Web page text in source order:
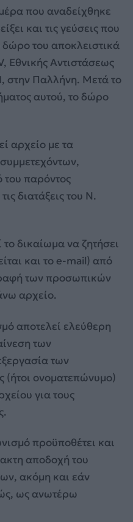
που αναδείχθηκε
και τις γεύσεις που
του αποκλειστικά
Εθνικής Αντιστάσεως
στην Παλλήνη. Μετά το
αυτού, το δώρο
αρχείο με τα
του παρόντος
διατάξεις του Ν.
δικαίωμα να ζητήσει
και το e-mail) από
των προσωπικών
αρχείο.
αποτελεί ελεύθερη
των
των
ονοματεπώνυμο)
για τους
προϋποθέτει και
αποδοχή του
ακόμη και εάν
ως ανωτέρω